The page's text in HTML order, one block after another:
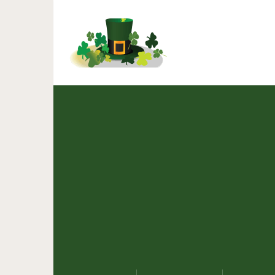
10 культовых фильмов-